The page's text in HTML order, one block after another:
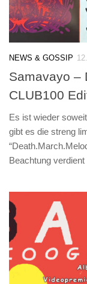
NEWS & GOSSIP
Samavayo –
CLUB100
Es ist wieder
gibt es die streng
Beachtung